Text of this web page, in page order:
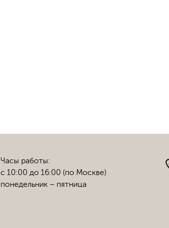
Часы работы:
с 10:00 до 16:00 (по Москве)
понедельник – пятница